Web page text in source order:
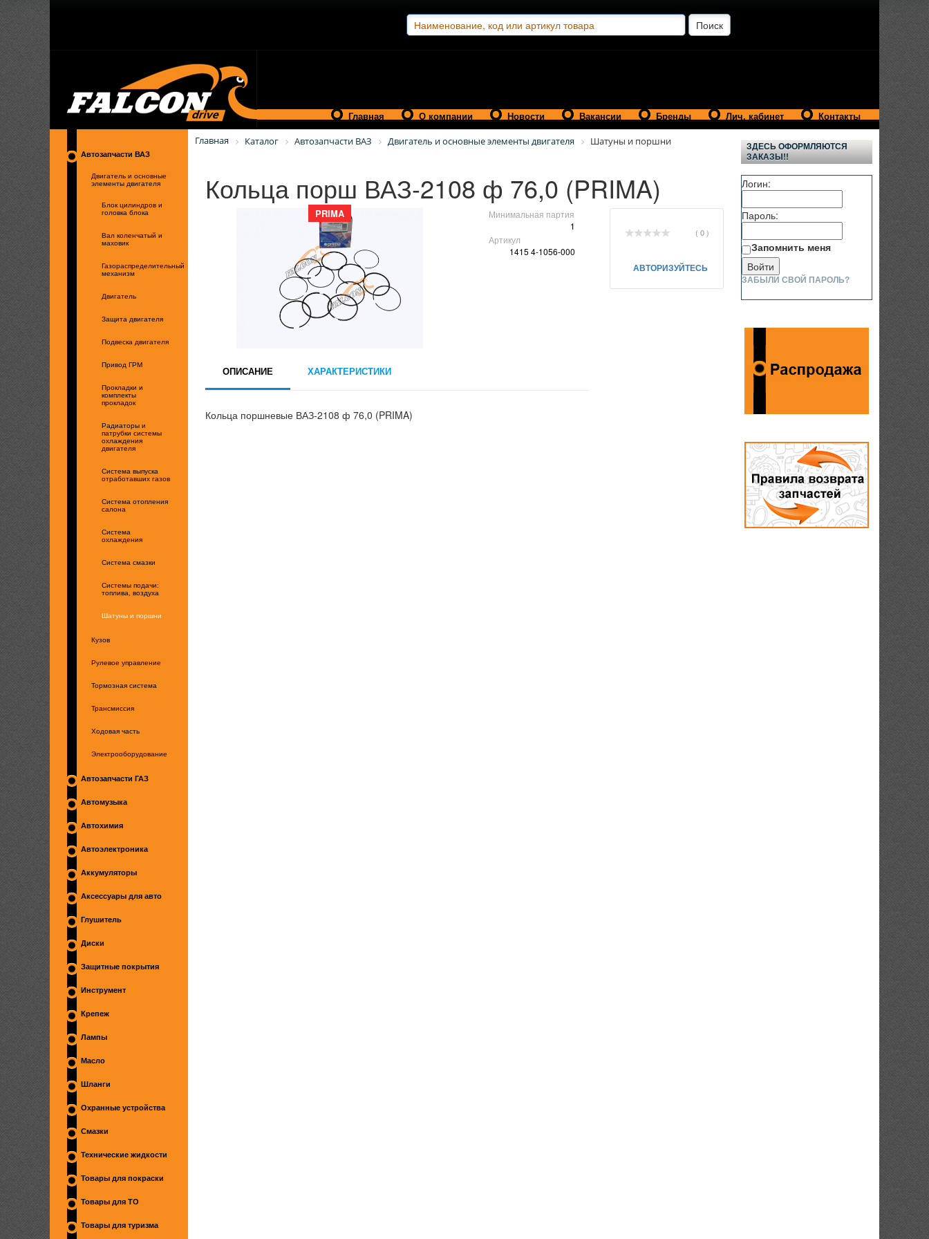
Главная О компании Новости Вакансии Бренды Лич. кабинет Контакты
Автозапчасти ВАЗ
Двигатель и основные
элементы двигателя
Блок цилиндров и
головка блока
Вал коленчатый и
маховик
Газораспределительный
механизм
Двигатель
Защита двигателя
Подвеска двигателя
Привод ГРМ
Прокладки и
комплекты
прокладок
Радиаторы и
патрубки системы
охлаждения
двигателя
Система выпуска
отработавших газов
Система отопления
салона
Система
охлаждения
Система смазки
Системы подачи:
топлива, воздуха
Шатуны и поршни
Кузов
Рулевое управление
Тормозная система
Трансмиссия
Ходовая часть
Электрооборудование
Автозапчасти ГАЗ
Автомузыка
Автохимия
Автоэлектроника
Аккумуляторы
Аксессуары для авто
Глушитель
Диски
Защитные покрытия
Инструмент
Крепеж
Лампы
Масло
Шланги
Охранные устройства
Смазки
Технические жидкости
Товары для покраски
Товары для ТО
Товары для туризма
Главная Каталог Автозапчасти ВАЗ Двигатель и основные элементы двигателя Шатуны и поршни
Кольца порш ВАЗ-2108 ф 76,0 (PRIMA)
PRIMA
Минимальная партия
1
Артикул
1415 4-1056-000
( 0 )
АВТОРИЗУЙТЕСЬ
ОПИСАНИЕ ХАРАКТЕРИСТИКИ
Кольца поршневые ВАЗ-2108 ф 76,0 (PRIMA)
ЗДЕСЬ ОФОРМЛЯЮТСЯ
ЗАКАЗЫ!!
Логин:
Пароль:
Запомнить меня
ЗАБЫЛИ СВОЙ ПАРОЛЬ?